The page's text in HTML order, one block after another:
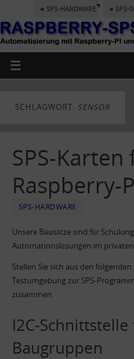
■ SPS-HARDWARE ■ SPS-
SCHLAGWORT: SENSOR
SPS-Karten
Raspberry-
SPS-HARDWARE
Unsere Bausätze sind für
Automationslösungen im
Stellen Sie sich aus den
Testumgebung zur SPS-
zusammen.
I2C-Schnittstelle
Baugruppen